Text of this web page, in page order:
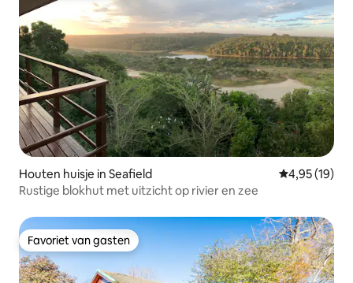
Houten huisje in Seafield Gemiddelde
4,95 (19)
Rustige blokhut met uitzicht op rivier en zee
Favoriet van gasten
Favoriet van gasten